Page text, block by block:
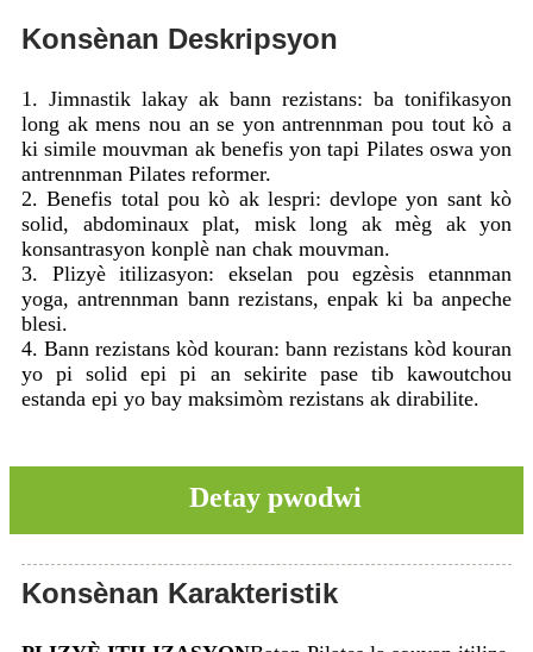
Konsènan Deskripsyon
1. Jimnastik lakay ak bann rezistans: ba tonifikasyon
long ak mens nou an se yon antrennman pou tout kò a
ki simile mouvman ak benefis yon tapi Pilates oswa yon
antrennman Pilates reformer.
2. Benefis total pou kò ak lespri: devlope yon sant kò
solid, abdominaux plat, misk long ak mèg ak yon
konsantrasyon konplè nan chak mouvman.
3. Plizyè itilizasyon: ekselan pou egzèsis etannman
yoga, antrennman bann rezistans, enpak ki ba anpeche
blesi.
4. Bann rezistans kòd kouran: bann rezistans kòd kouran
yo pi solid epi pi an sekirite pase tib kawoutchou
estanda epi yo bay maksimòm rezistans ak dirabilite.
Detay pwodwi
Konsènan Karakteristik